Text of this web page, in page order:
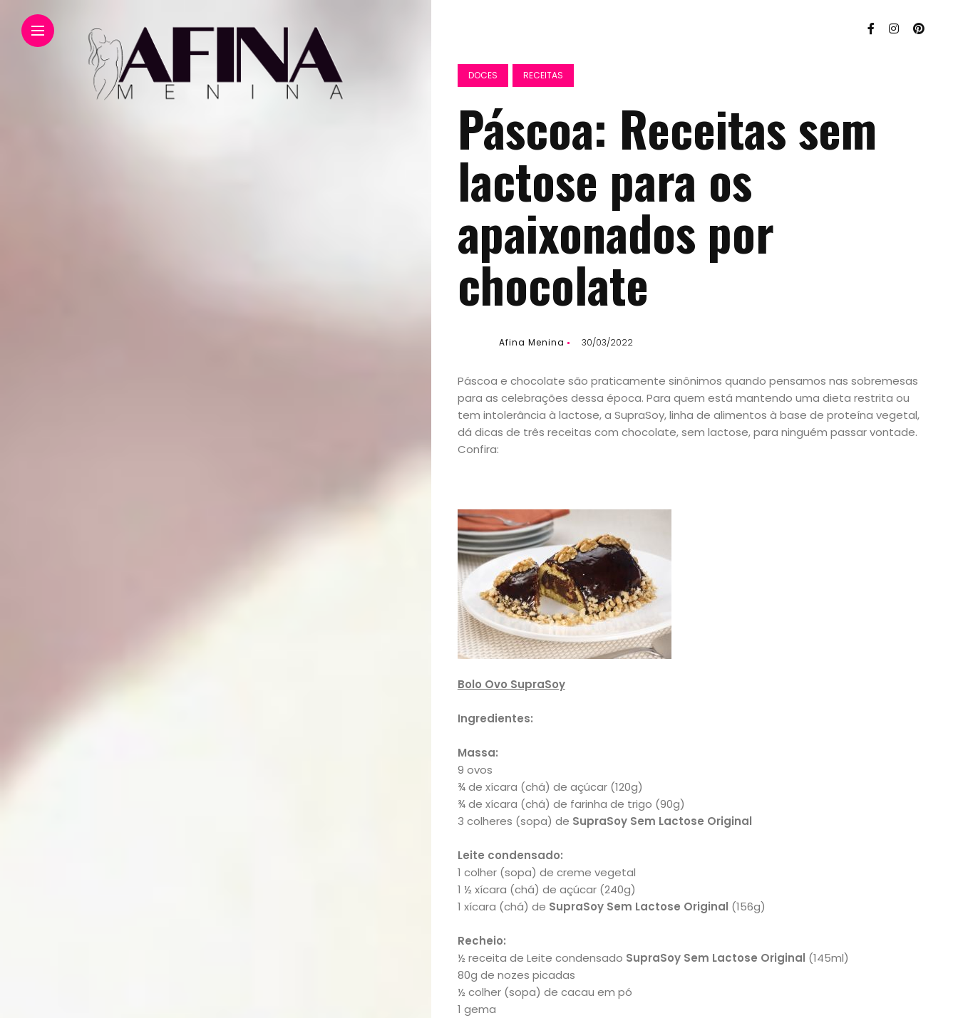
DOCES RECEITAS
Páscoa: Receitas sem
lactose para os
apaixonados por
chocolate
Afina Menina 30/03/2022
Páscoa e chocolate são praticamente sinônimos quando pensamos nas sobremesas
para as celebrações dessa época. Para quem está mantendo uma dieta restrita ou
tem intolerância à lactose, a SupraSoy, linha de alimentos à base de proteína vegetal,
dá dicas de três receitas com chocolate, sem lactose, para ninguém passar vontade.
Confira:
Bolo Ovo SupraSoy
Ingredientes:
Massa:
9 ovos
¾ de xícara (chá) de açúcar (120g)
¾ de xícara (chá) de farinha de trigo (90g)
3 colheres (sopa) de SupraSoy Sem Lactose Original
Leite condensado:
1 colher (sopa) de creme vegetal
1 ½ xícara (chá) de açúcar (240g)
1 xícara (chá) de SupraSoy Sem Lactose Original (156g)
Recheio:
½ receita de Leite condensado SupraSoy Sem Lactose Original (145ml)
80g de nozes picadas
½ colher (sopa) de cacau em pó
1 gema